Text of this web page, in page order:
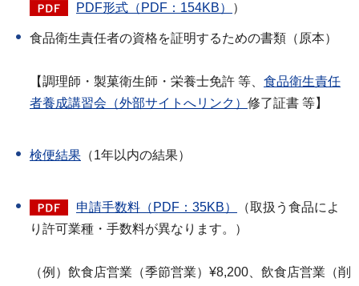
PDF形式（PDF：154KB）
）
食品衛生責任者の資格を証明するための書類（原本）
【調理師・製菓衛生師・栄養士免許 等、 食品衛生責任
者養成講習会（外部サイトへリンク） 修了証書 等】
検便結果 （1年以内の結果）
申請手数料（PDF：35KB）
（取扱う食品によ
り許可業種・手数料が異なります。）
（例）飲食店営業（季節営業）¥8,200、飲食店営業（削